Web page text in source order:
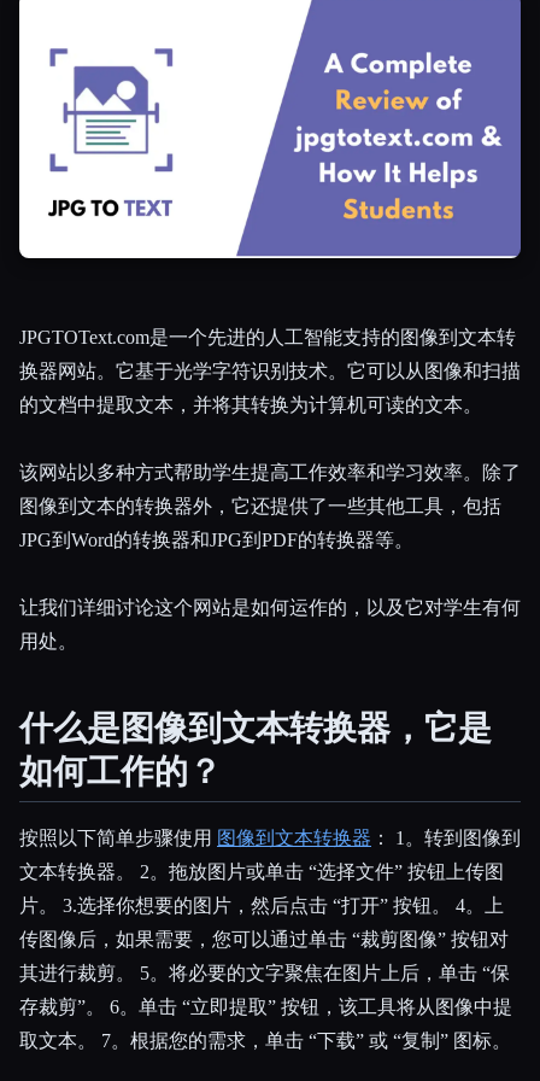
所有分类
关于
Esc
JPGTOText.com是一个先进的人工智能支持的图像到文本转
换器网站。它基于光学字符识别技术。它可以从图像和扫描
的文档中提取文本，并将其转换为计算机可读的文本。
该网站以多种方式帮助学生提高工作效率和学习效率。除了
图像到文本的转换器外，它还提供了一些其他工具，包括
JPG到Word的转换器和JPG到PDF的转换器等。
让我们详细讨论这个网站是如何运作的，以及它对学生有何
用处。
什么是图像到文本转换器，它是
如何工作的？
按照以下简单步骤使用 图像到文本转换器 ： 1。转到图像到
文本转换器。 2。拖放图片或单击 “选择文件” 按钮上传图
片。 3.选择你想要的图片，然后点击 “打开” 按钮。 4。上
传图像后，如果需要，您可以通过单击 “裁剪图像” 按钮对
其进行裁剪。 5。将必要的文字聚焦在图片上后，单击 “保
存裁剪”。 6。单击 “立即提取” 按钮，该工具将从图像中提
取文本。 7。根据您的需求，单击 “下载” 或 “复制” 图标。